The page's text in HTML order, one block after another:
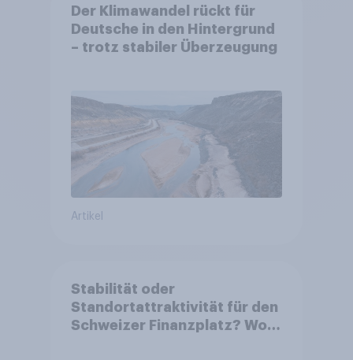
Der Klimawandel rückt für
Deutsche in den Hintergrund
– trotz stabiler Überzeugung
Artikel
Stabilität oder
Standortattraktivität für den
Schweizer Finanzplatz? Wo